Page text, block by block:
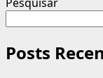
Posts